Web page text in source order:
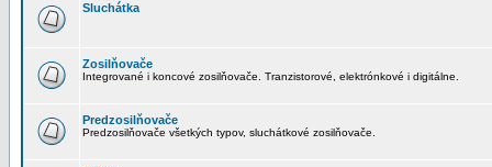
Sluchátka
Zosilňovače
Integrované i koncové zosilňovače. Tranzistorové, elektrónkové i digitálne.
Predzosilňovače
Predzosilňovače všetkých typov, sluchátkové zosilňovače.